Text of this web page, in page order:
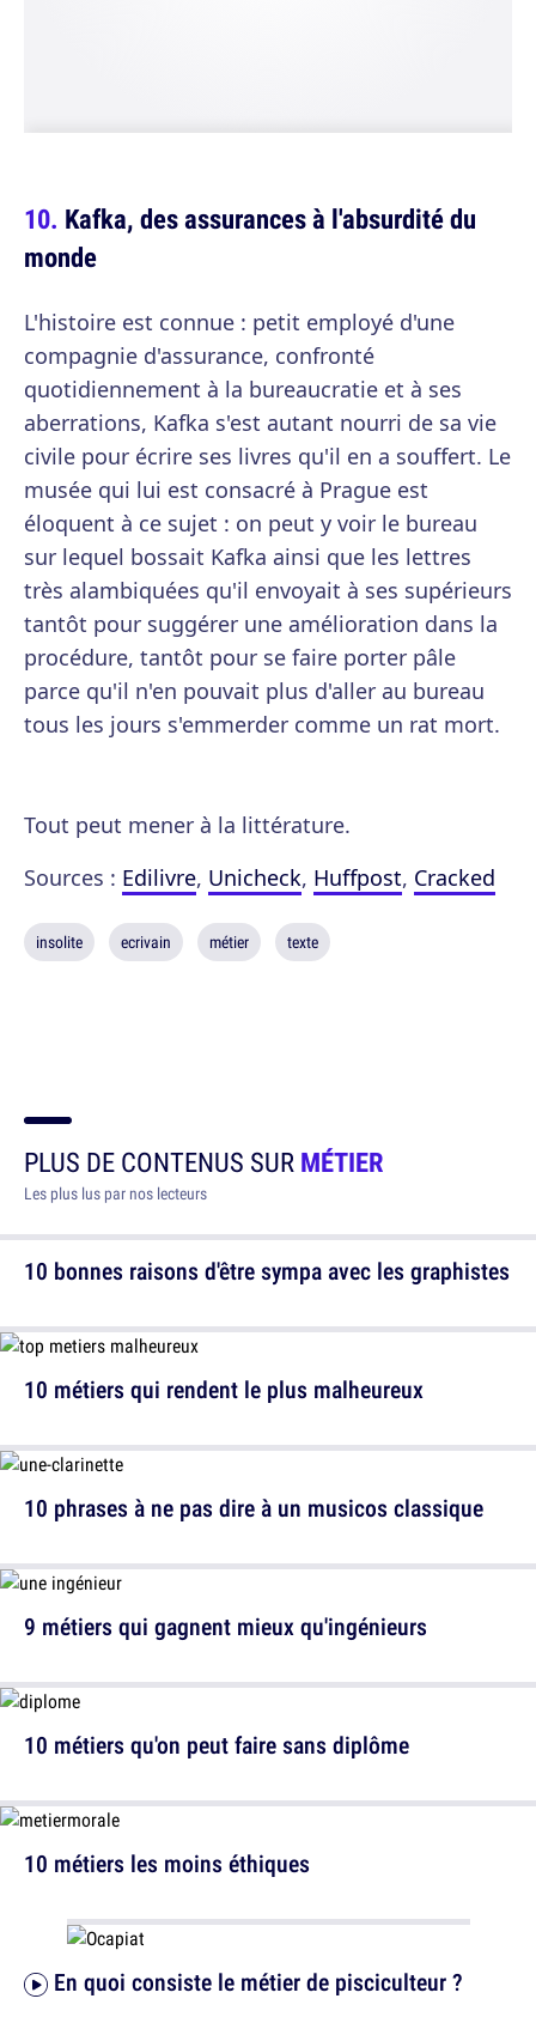
Kafka, des assurances à l'absurdité du
monde
L'histoire est connue : petit employé d'une
compagnie d'assurance, confronté
quotidiennement à la bureaucratie et à ses
aberrations, Kafka s'est autant nourri de sa vie
civile pour écrire ses livres qu'il en a souffert. Le
musée qui lui est consacré à Prague est
éloquent à ce sujet : on peut y voir le bureau
sur lequel bossait Kafka ainsi que les lettres
très alambiquées qu'il envoyait à ses supérieurs
tantôt pour suggérer une amélioration dans la
procédure, tantôt pour se faire porter pâle
parce qu'il n'en pouvait plus d'aller au bureau
tous les jours s'emmerder comme un rat mort.
Tout peut mener à la littérature.
Sources : Edilivre, Unicheck, Huffpost, Cracked
insolite ecrivain métier texte
PLUS DE CONTENUS SURMÉTIER
Les plus lus par nos lecteurs
10 bonnes raisons d'être sympa avec les graphistes
10 phrases à ne pas dire à un musicos classique
10 métiers qu'on peut faire sans diplôme
En quoi consiste le métier de pisciculteur ?
10 métiers qui rendent le plus malheureux
9 métiers qui gagnent mieux qu'ingénieurs
10 métiers les moins éthiques